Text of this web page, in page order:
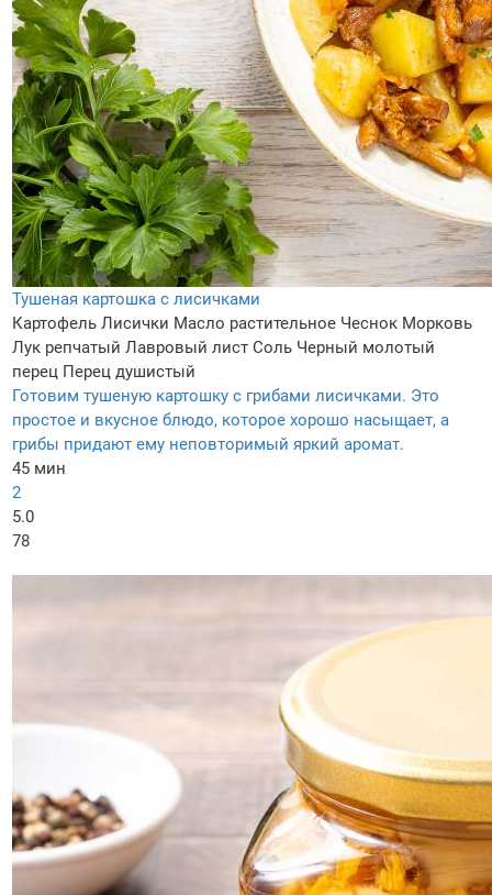
Тушеная картошка с лисичками
Картофель Лисички Масло растительное Чеснок Морковь
Лук репчатый Лавровый лист Соль Черный молотый
перец Перец душистый
Готовим тушеную картошку с грибами лисичками. Это
простое и вкусное блюдо, которое хорошо насыщает, а
грибы придают ему неповторимый яркий аромат.
45 мин
2
5.0
78